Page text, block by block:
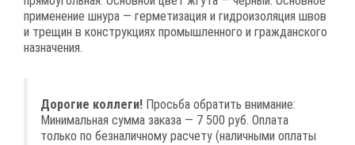
применение шнура — герметизация и гидроизоляция швов
и трещин в конструкциях промышленного и гражданского
назначения.
Дорогие коллеги! Просьба обратить внимание:
Минимальная сумма заказа — 7 500 руб. Оплата
только по безналичному расчету (наличными оплаты